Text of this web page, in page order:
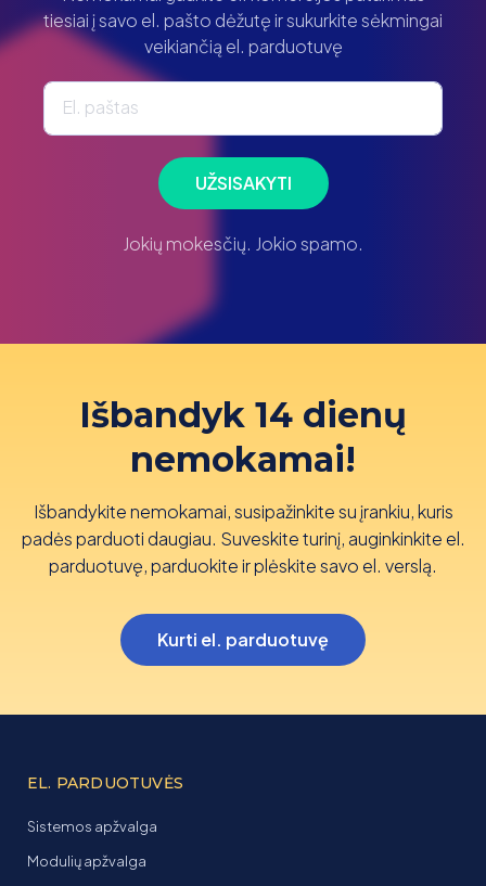
tiesiai į savo el. pašto dėžutę ir sukurkite sėkmingai
veikiančią el. parduotuvę
El. paštas
UŽSISAKYTI
Jokių mokesčių. Jokio spamo.
Išbandyk 14 dienų
nemokamai!
Išbandykite nemokamai, susipažinkite su įrankiu, kuris
padės parduoti daugiau. Suveskite turinį, auginkinkite el.
parduotuvę, parduokite ir plėskite savo el. verslą.
Kurti el. parduotuvę
EL. PARDUOTUVĖS
Sistemos apžvalga
Modulių apžvalga